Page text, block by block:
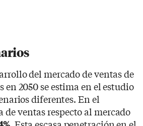
del mercado de ventas de
en 2050 se estima en el estudio
diferentes. En el
de ventas respecto al mercado